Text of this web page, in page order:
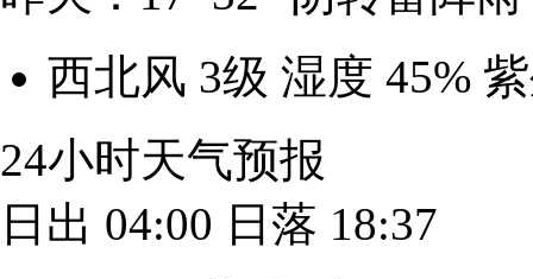
西北风 3级 湿度 45%
24小时天气预报
日出 04:00 日落 18:37